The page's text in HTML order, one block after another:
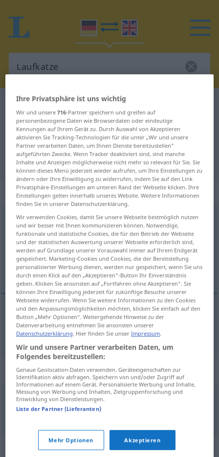
Deutsch-Englisch Wörterbuch
Deutsch-Englisch Übersetzung für
"Laufkatze"
"Laufkatze" Englisch Übersetzung
„Laufkatze“: Femininum
Laufkatzef
Übersicht aller Übersetzungen
(Für mehr Details die Übersetzung anklicken/antippen)
trolley
trolley Laufkatze TECH
Beispielsätze für "Laufkatze"
Flaschenzugmit eingebauter Laufkatze
trolley block
Synonyme für "Laufkatze"
Ihre Privatsphäre ist uns wichtig
Wir und unsere716-Partner speichern und greifen auf
personenbezogene Daten wie Browserdaten oder eindeutige
Kennungen auf Ihrem Gerät zu. Durch Auswahl von Akzeptieren
aktivieren Sie Tracking-Technologien für die unter „Wir und unsere
Partner verarbeiten Daten, um Ihnen Dienste bereitzustellen“
aufgeführten Zwecke. Wenn Tracker deaktiviert sind, sind manche
Inhalte und Anzeigen möglicherweise nicht mehr so relevant für Sie. Sie
können dieses Menü jederzeit wieder aufrufen, um Ihre Einstellungen zu
ändern oder Ihre Einwilligung zu widerrufen, indem Sie auf den Link
Privatsphäre-Einstellungen am unteren Rand der Webseite klicken. Ihre
Einstellungen gelten innerhalb unseres Website. Weitere Informationen
finden Sie in unserer Datenschutzerklärung.
Wir verwenden Cookies, damit Sie unsere Webseite bestmöglich nutzen
und wir besser mit Ihnen kommunizieren können. Notwendige,
funktionale und statistische Cookies, die für den Betrieb der Webseite
und der statistischen Auswertung unserer Webseite erforderlich sind,
werden auf Grundlage unserer Vorauswahl immer auf Ihrem Endgerät
gespeichert. Marketing-Cookies und Cookies, die der Bereitstellung
personalisierter Werbung dienen, werden nur gespeichert, wenn Sie uns
durch einen Klick auf den „Akzeptieren“-Button Ihr Einverständnis
geben. Klicken Sie ansonsten auf „Fortfahren ohne Akzeptieren“. Sie
können Ihre Einwilligung jederzeit für zukünftige Besuche unserer
Webseite widerrufen. Wenn Sie weitere Informationen zu den Cookies
und den Anpassungsmöglichkeiten möchten, klicken Sie einfach auf den
Button „Mehr Optionen“. Weitergehende Hinweise zu der
Datenverarbeitung entnehmen Sie ansonsten unserer
Datenschutzerklärung. Hier finden Sie unserImpressum.
Wir und unsere Partner verarbeiten Daten, um
Folgendes bereitzustellen:
Genaue Geolocation-Daten verwenden. Geräteeigenschaften zur
Identifikation aktiv abfragen. Speichern von und/oder Zugriff auf
Informationen auf einem Gerät. Personalisierte Werbung und Inhalte,
Messung von Werbung und Inhalten, Zielgruppenforschung und
Entwicklung von Dienstleistungen.
Liste der Partner (Lieferanten)
Mehr Optionen Akzeptieren